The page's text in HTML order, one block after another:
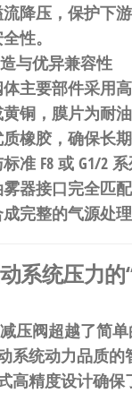
降压，保护下
性。
与优异兼容性
体主要部件采用
铜，膜片为耐
橡胶，确保长期
准 F8或 G1/2系
器接口完全匹
完整的气源处理
系统压力的
减压阀超越了简
系统动力品质的
高精度设计确保